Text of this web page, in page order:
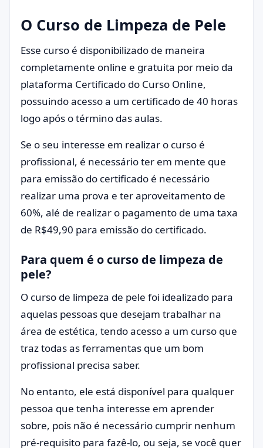
O Curso de Limpeza de Pele
Esse curso é disponibilizado de maneira
completamente online e gratuita por meio da
plataforma Certificado do Curso Online,
possuindo acesso a um certificado de 40 horas
logo após o término das aulas.
Se o seu interesse em realizar o curso é
profissional, é necessário ter em mente que
para emissão do certificado é necessário
realizar uma prova e ter aproveitamento de
60%, alé de realizar o pagamento de uma taxa
de R$49,90 para emissão do certificado.
Para quem é o curso de limpeza de
pele?
O curso de limpeza de pele foi idealizado para
aquelas pessoas que desejam trabalhar na
área de estética, tendo acesso a um curso que
traz todas as ferramentas que um bom
profissional precisa saber.
No entanto, ele está disponível para qualquer
pessoa que tenha interesse em aprender
sobre, pois não é necessário cumprir nenhum
pré-requisito para fazê-lo, ou seja, se você quer